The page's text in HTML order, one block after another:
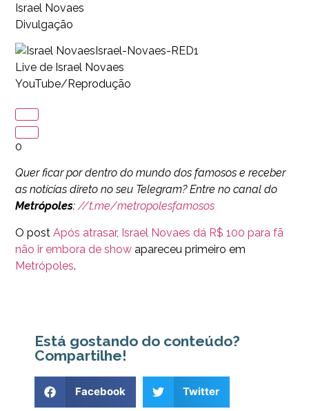
Israel Novaes
Divulgação
Israel-Novaes-RED1
Live de Israel Novaes
YouTube/Reprodução
0
Quer ficar por dentro do mundo dos famosos e receber
as notícias direto no seu Telegram? Entre no canal do
Metrópoles: //t.me/metropolesfamosos
O post Após atrasar, Israel Novaes dá R$ 100 para fã
não ir embora de show apareceu primeiro em
Metrópoles.
Está gostando do conteúdo?
Compartilhe!
Facebook Twitter